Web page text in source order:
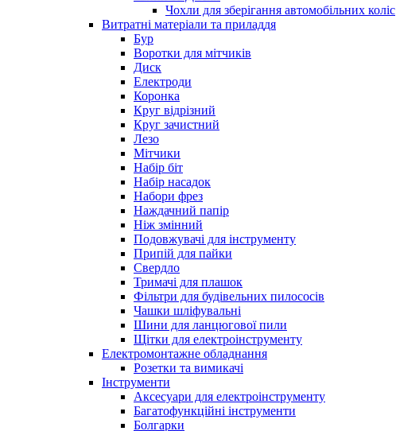
Чохли для зберігання автомобільних коліс
Витратні матеріали та приладдя
Бур
Воротки для мітчиків
Диск
Електроди
Коронка
Круг відрізний
Круг зачистний
Лезо
Мітчики
Набір біт
Набір насадок
Набори фрез
Наждачний папір
Ніж змінний
Подовжувачі для інструменту
Припій для пайки
Свердло
Тримачі для плашок
Фільтри для будівельних пилососів
Чашки шліфувальні
Шини для ланцюгової пили
Щітки для електроінструменту
Електромонтажне обладнання
Розетки та вимикачі
Інструменти
Аксесуари для електроінструменту
Багатофункційні інструменти
Болгарки